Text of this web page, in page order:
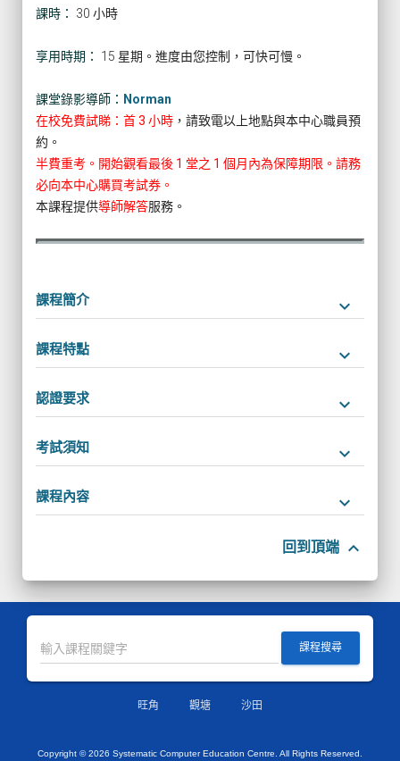
課時： 30 小時
享用時期： 15 星期。進度由您控制，可快可慢。
課堂錄影導師： Norman
在校免費試睇：首 3 小時 ，請致電以上地點與本中心職員預
約。
半費重考。開始觀看最後 1 堂之 1 個月內為保障期限。請務
必向本中心購買考試券。
本課程提供導師解答服務。
課程簡介 keyboard_arrow_down
課程特點 keyboard_arrow_down
認證要求 keyboard_arrow_down
考試須知 keyboard_arrow_down
課程內容 keyboard_arrow_down
回到頂端 keyboard_arrow_up
課程搜尋
旺角 觀塘 沙田
Copyright ©2026 Systematic Computer Education Centre. All Rights Reserved.